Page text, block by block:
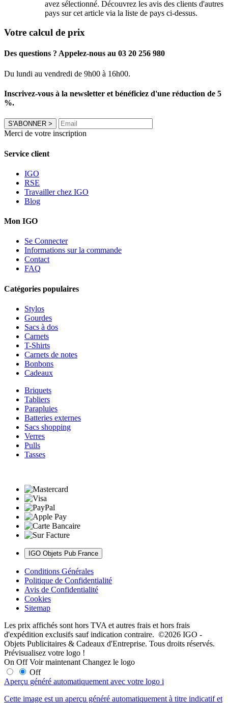
avez sélectionné. Découvrez les avis des clients d'autres
pays sur cet article via la liste de pays ci-dessus.
Votre calcul de prix
Des questions ? Appelez-nous au 03 20 256 980
Du lundi au vendredi de 9h00 à 16h00.
Inscrivez-vous à la newsletter et bénéficiez d'une réduction de 5
%.
S'ABONNER >
Merci de votre inscription
Service client
IGO
RSE
Travailler chez IGO
Blog
Mon IGO
Se Connecter
Informations sur la commande
Contact
FAQ
Catégories populaires
Stylos
Gourdes
Sacs à dos
Carnets
T-Shirts
Carnets de notes
Bonbons
Cadeaux
Briquets
Tabliers
Parapluies
Batteries externes
Sacs shopping
Verres
Pulls
Tasses
IGO Objets Pub France
Conditions Générales
Politique de Confidentialité
Avis de Confidentialité
Cookies
Sitemap
Les prix affichés sont hors TVA et autres frais et hors frais
d'expédition exclusifs sauf indication contraire. ©2026 IGO -
Objets Publicitaires & Cadeaux d'Entreprise. Tous droits réservés.
Prévisualisez votre logo !
On Off Voir maintenant Changez le logo
Off
Aperçu généré automatiquement avec votre logo i
Cette image est un aperçu généré automatiquement à titre indicatif et